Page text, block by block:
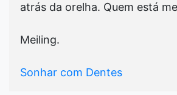
atrás da orelha. Quem está
Meiling.
Sonhar com Dentes